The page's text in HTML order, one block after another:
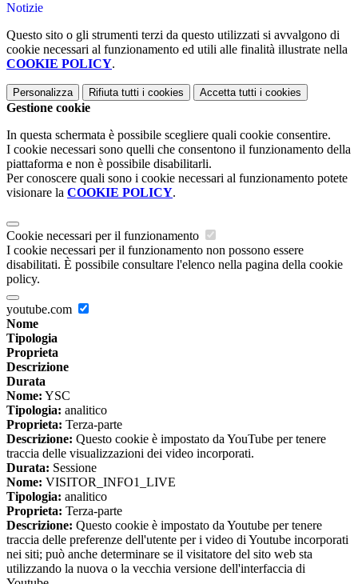
Notizie
Questo sito o gli strumenti terzi da questo utilizzati si avvalgono di
cookie necessari al funzionamento ed utili alle finalità illustrate nella
COOKIE POLICY.
Personalizza Rifiuta tutti i cookies Accetta tutti i cookies
Gestione cookie
In questa schermata è possibile scegliere quali cookie consentire.
I cookie necessari sono quelli che consentono il funzionamento della
piattaforma e non è possibile disabilitarli.
Per conoscere quali sono i cookie necessari al funzionamento potete
visionare la COOKIE POLICY.
Cookie necessari per il funzionamento
I cookie necessari per il funzionamento non possono essere
disabilitati. È possibile consultare l'elenco nella pagina della cookie
policy.
youtube.com
Nome
Tipologia
Proprieta
Descrizione
Durata
Nome: YSC
Tipologia: analitico
Proprieta: Terza-parte
Descrizione: Questo cookie è impostato da YouTube per tenere
traccia delle visualizzazioni dei video incorporati.
Durata: Sessione
Nome: VISITOR_INFO1_LIVE
Tipologia: analitico
Proprieta: Terza-parte
Descrizione: Questo cookie è impostato da Youtube per tenere
traccia delle preferenze dell'utente per i video di Youtube incorporati
nei siti; può anche determinare se il visitatore del sito web sta
utilizzando la nuova o la vecchia versione dell'interfaccia di